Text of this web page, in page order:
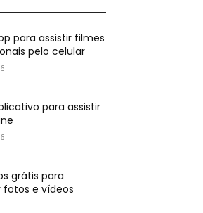
para assistir filmes
pelo celular
para assistir
grátis para
fotos e vídeos